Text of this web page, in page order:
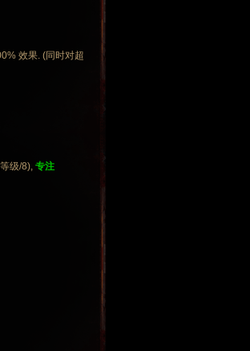
效果. (同时对超
级/8), 专注